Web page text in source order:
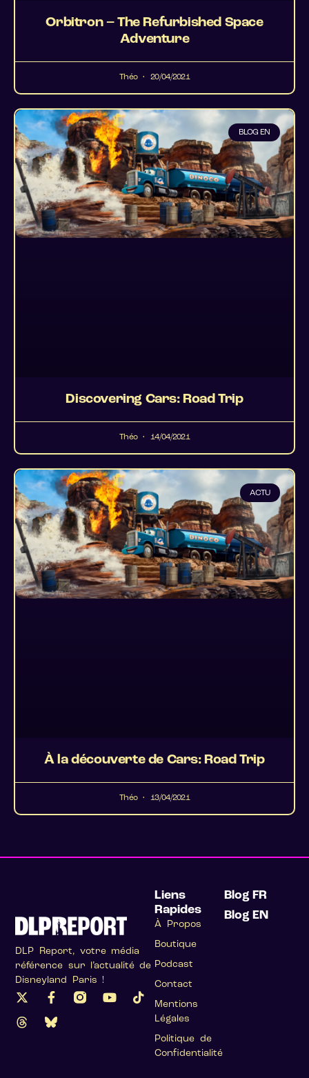
Orbitron – The Refurbished Space
Adventure
Théo 20/04/2021
BLOG EN
Discovering Cars: Road Trip
Théo 14/04/2021
ACTU
À la découverte de Cars: Road Trip
Théo 13/04/2021
DLP Report, votre média
référence sur l’actualité de
Disneyland Paris !
Blog FR
Blog EN
Liens
Rapides
À Propos
Boutique
Podcast
Contact
Mentions
Légales
Politique de
Confidentialité